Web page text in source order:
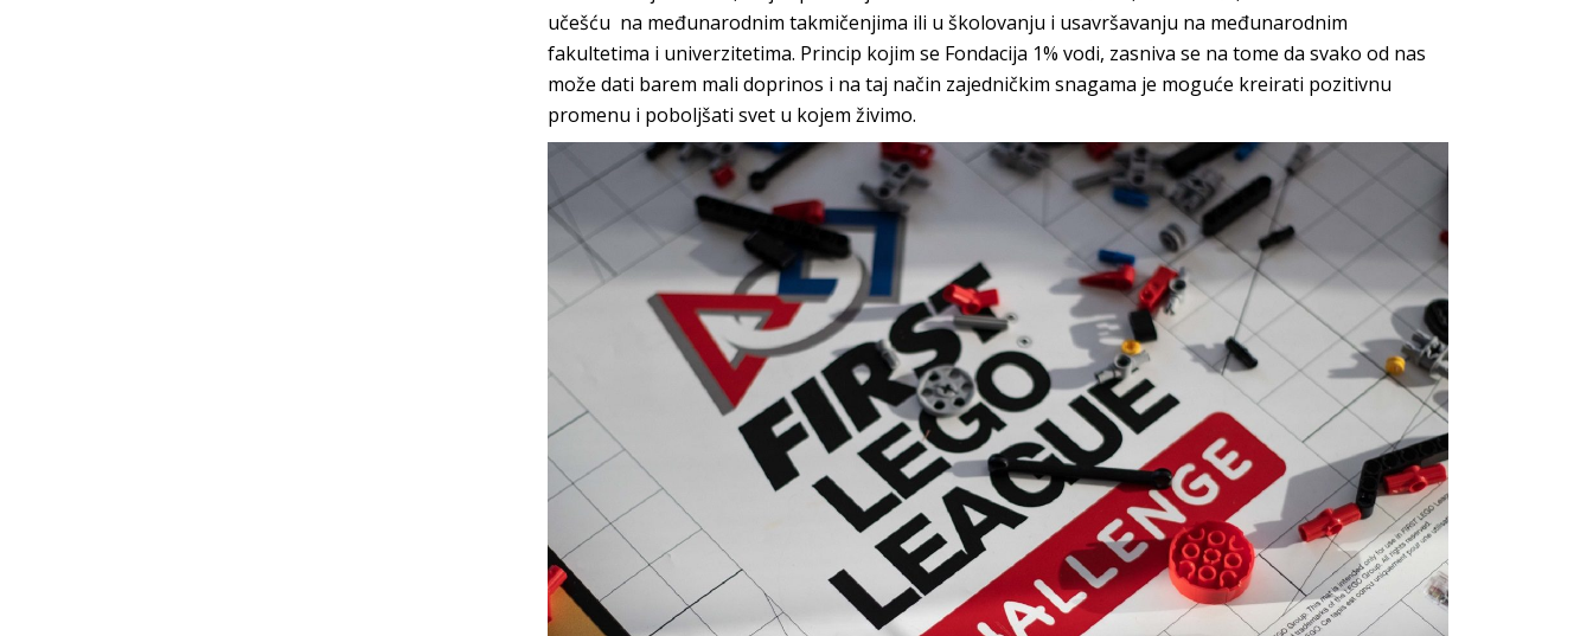
učešću na međunarodnim takmičenjima ili u školovanju i usavršavanju na međunarodnim
fakultetima i univerzitetima. Princip kojim se Fondacija 1% vodi, zasniva se na tome da svako od nas
može dati barem mali doprinos i na taj način zajedničkim snagama je moguće kreirati pozitivnu
promenu i poboljšati svet u kojem živimo.